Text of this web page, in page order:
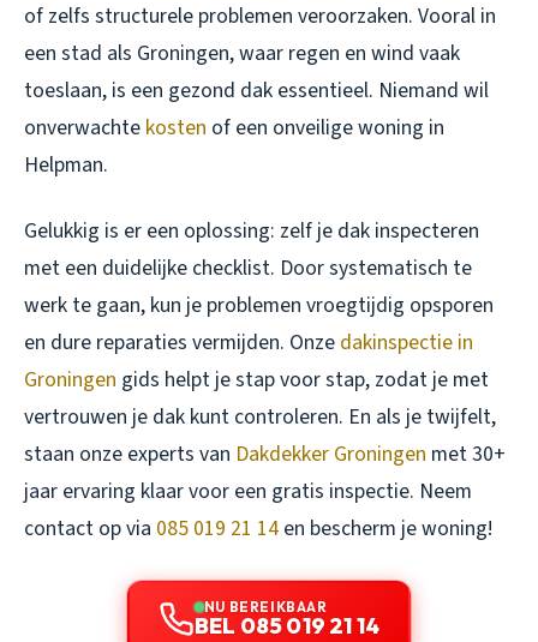
of zelfs structurele problemen veroorzaken. Vooral in
een stad als Groningen, waar regen en wind vaak
toeslaan, is een gezond dak essentieel. Niemand wil
onverwachte kosten of een onveilige woning in
Helpman.
Gelukkig is er een oplossing: zelf je dak inspecteren
met een duidelijke checklist. Door systematisch te
werk te gaan, kun je problemen vroegtijdig opsporen
en dure reparaties vermijden. Onze dakinspectie in
Groningen gids helpt je stap voor stap, zodat je met
vertrouwen je dak kunt controleren. En als je twijfelt,
staan onze experts van Dakdekker Groningen met 30+
jaar ervaring klaar voor een gratis inspectie. Neem
contact op via 085 019 21 14 en bescherm je woning!
NU BEREIKBAAR
BEL 085 019 21 14